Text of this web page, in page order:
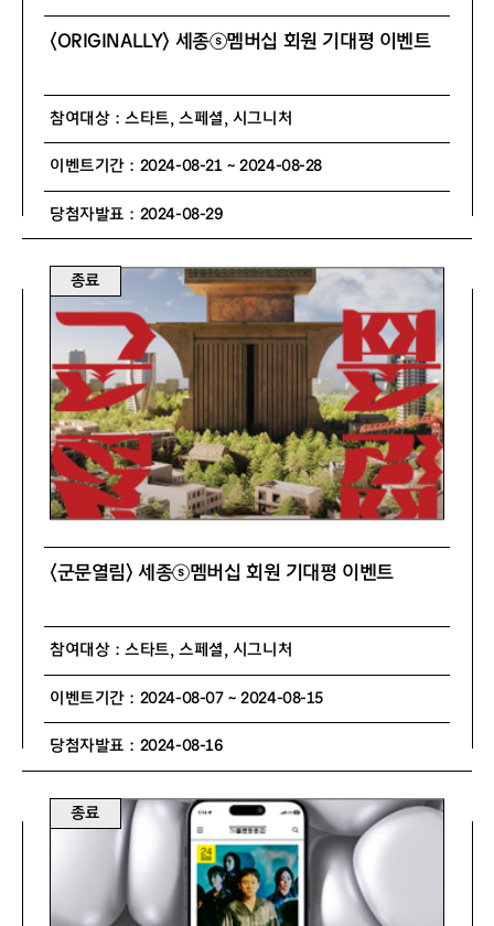
〈ORIGINALLY〉 세종ⓢ멤버십 회원 기대평 이벤트
참여대상 : 스타트, 스페셜, 시그니처
이벤트기간 : 2024-08-21 ~ 2024-08-28
당첨자발표 : 2024-08-29
종료
〈군문열림〉 세종ⓢ멤버십 회원 기대평 이벤트
참여대상 : 스타트, 스페셜, 시그니처
이벤트기간 : 2024-08-07 ~ 2024-08-15
당첨자발표 : 2024-08-16
종료